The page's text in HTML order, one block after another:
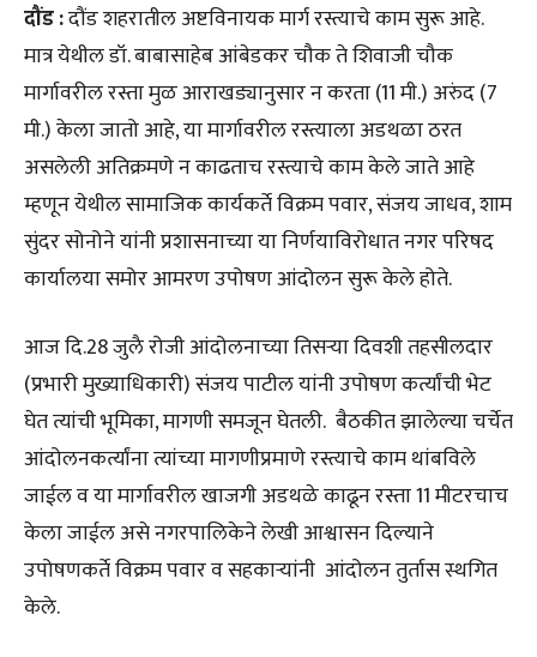
दौंड :दौंड शहरातील अष्टविनायक मार्ग रस्त्याचे काम सुरू आहे.
मात्र येथील डॉ. बाबासाहेब आंबेडकर चौक ते शिवाजी चौक
मार्गावरील रस्ता मुळ आराखड्यानुसार न करता (11 मी.) अरुंद (7
मी.) केला जातो आहे, या मार्गावरील रस्त्याला अडथळा ठरत
असलेली अतिक्रमणे न काढताच रस्त्याचे काम केले जाते आहे
म्हणून येथील सामाजिक कार्यकर्ते विक्रम पवार, संजय जाधव, शाम
सुंदर सोनोने यांनी प्रशासनाच्या या निर्णयाविरोधात नगर परिषद
कार्यालया समोर आमरण उपोषण आंदोलन सुरू केले होते.
आज दि.28 जुलै रोजी आंदोलनाच्या तिसऱ्या दिवशी तहसीलदार
(प्रभारी मुख्याधिकारी) संजय पाटील यांनी उपोषण कर्त्यांची भेट
घेत त्यांची भूमिका, मागणी समजून घेतली. बैठकीत झालेल्या चर्चेत
आंदोलनकर्त्यांना त्यांच्या मागणीप्रमाणे रस्त्याचे काम थांबविले
जाईल व या मार्गावरील खाजगी अडथळे काढून रस्ता 11 मीटरचाच
केला जाईल असे नगरपालिकेने लेखी आश्वासन दिल्याने
उपोषणकर्ते विक्रम पवार व सहकाऱ्यांनी आंदोलन तुर्तास स्थगित
केले.